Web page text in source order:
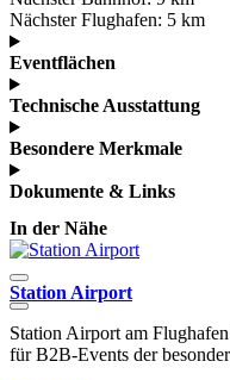
Nächster Flughafen: 5 km
Eventflächen
Technische Ausstattung
Besondere Merkmale
Dokumente & Links
In der Nähe
Station Airport
Station Airport am
für B2B-Events der